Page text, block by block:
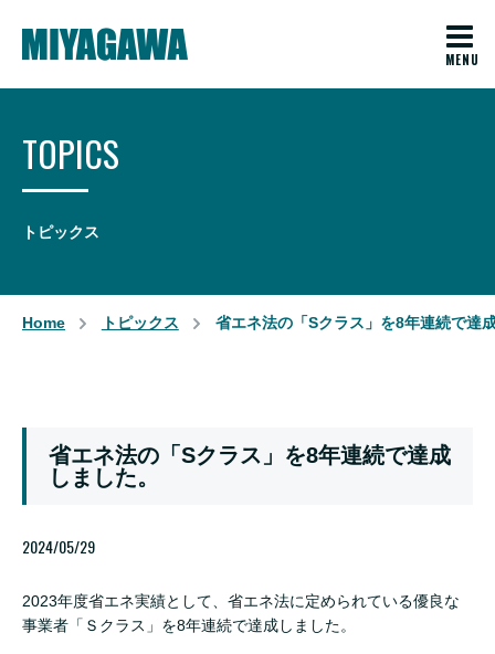
開発姿勢
お知らせ
採用情報
TOPICS
トピックス
Home トピックス 省エネ法の「Sクラス」を8年連続で達
省エネ法の「Sクラス」を8年連続で達成
しました。
2024/05/29
2023年度省エネ実績として、省エネ法に定められている優良な
事業者「Ｓクラス」を8年連続で達成しました。